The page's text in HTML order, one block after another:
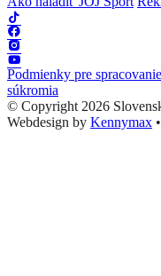
Podmienky pre
súkromia
© Copyright 2026
Webdesign by Kennymax •